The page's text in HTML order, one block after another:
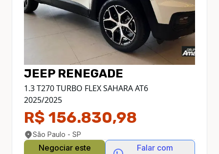
JEEP RENEGADE
1.3 T270 TURBO FLEX SAHARA AT6
2025/2025
R$ 156.830,98
São Paulo - SP
Negociar este
Falar com